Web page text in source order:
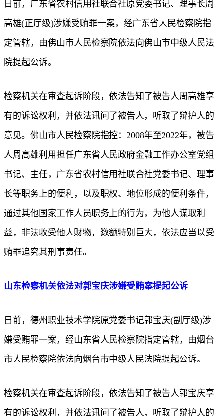
日前，广东省农村信用社联合社原党委书记、理事长周
高雄(正厅级)涉嫌受贿罪一案，经广东省人民检察院指
定管辖，由佛山市人民检察院依法向佛山市中级人民法
院提起公诉。
检察机关在审查起诉阶段，依法告知了被告人周高雄享
有的诉讼权利，并依法讯问了被告人，听取了辩护人的
意见。佛山市人民检察院指控：2008年至2022年，被告
人周高雄利用担任广东省人民政府金融工作办公室党组
书记、主任，广东省农村信用社联合社党委书记、理事
长等职务上的便利，以及职权、地位形成的便利条件，
通过其他国家工作人员职务上的行为，为他人谋取利
益，非法收受他人财物，数额特别巨大，依法应当以受
贿罪追究其刑事责任。
山东检察机关依法对郭宝庆涉嫌受贿案提起公诉
日前，德州职业技术学院原党委书记郭宝庆(副厅级)涉
嫌受贿罪一案，经山东省人民检察院指定管辖，由烟台
市人民检察院依法向烟台市中级人民法院提起公诉。
检察机关在审查起诉阶段，依法告知了被告人郭宝庆享
有的诉讼权利，并依法讯问了被告人，听取了辩护人的